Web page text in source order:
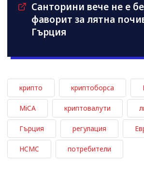
Санторини вече не е
фаворит за лятна
Гърция
крипто криптоборса
MiCA криптовалути
Гърция регулация
HCMC потребители